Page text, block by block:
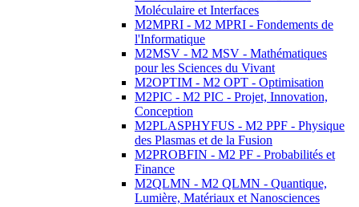
Moléculaire et Interfaces
M2MPRI - M2 MPRI - Fondements de
l'Informatique
M2MSV - M2 MSV - Mathématiques
pour les Sciences du Vivant
M2OPTIM - M2 OPT - Optimisation
M2PIC - M2 PIC - Projet, Innovation,
Conception
M2PLASPHYFUS - M2 PPF - Physique
des Plasmas et de la Fusion
M2PROBFIN - M2 PF - Probabilités et
Finance
M2QLMN - M2 QLMN - Quantique,
Lumière, Matériaux et Nanosciences